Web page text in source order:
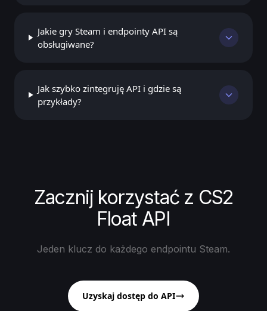
Jakie gry Steam i endpointy API są
obsługiwane?
Jak szybko zintegruję API i gdzie są
przykłady?
Zacznij korzystać z CS2
Float API
Jeden klucz do każdego endpointu Steam.
Uzyskaj dostęp do API